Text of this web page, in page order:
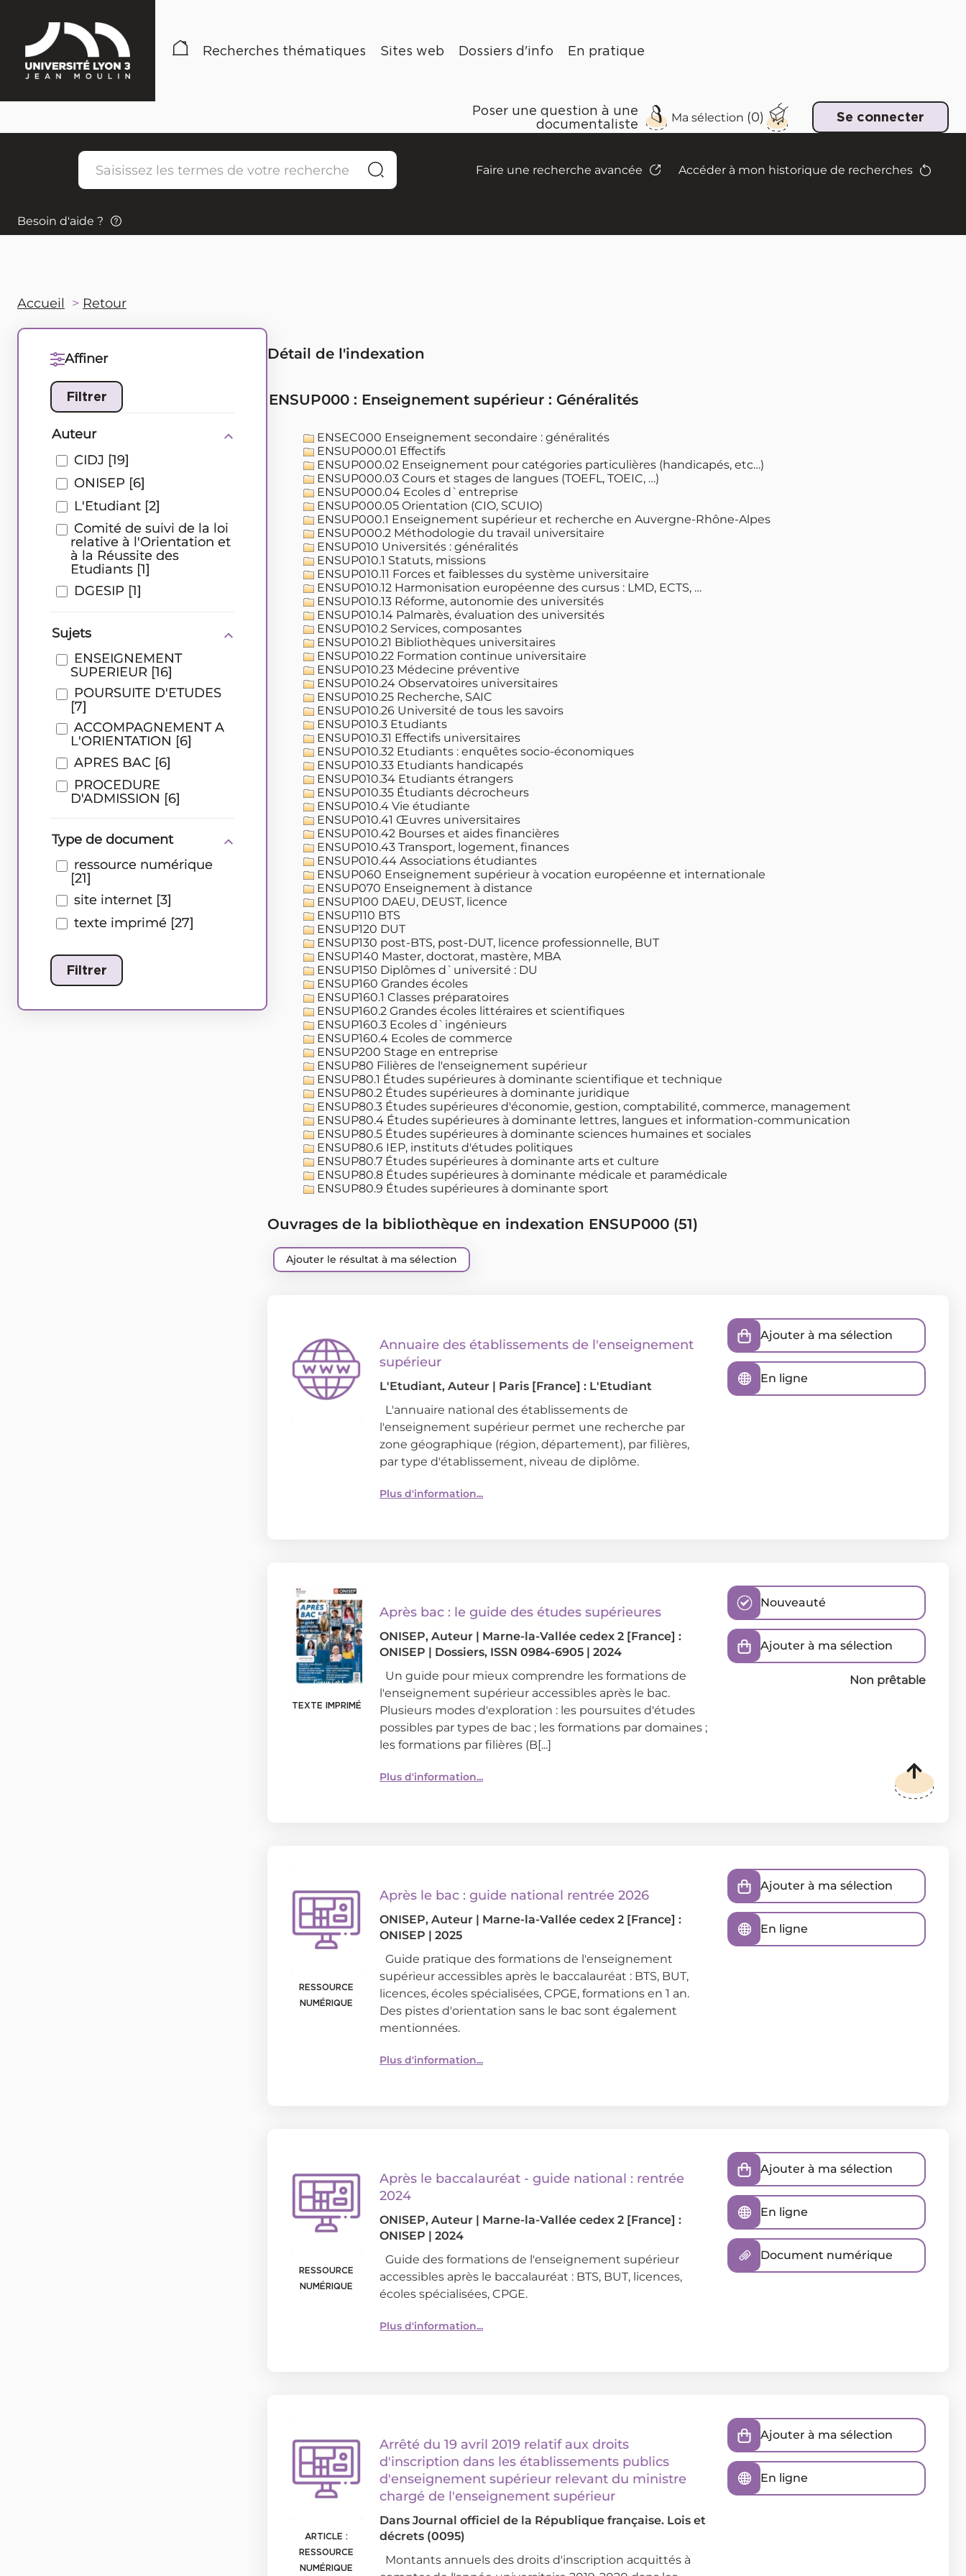
Recherches thématiques Sites web Dossiers d'info En pratique
Poser une question à une
documentaliste
Se connecter
Faire une recherche avancée Accéder à mon historique de recherches
Besoin d'aide ?
Accueil Retour
Affiner
Auteur
CIDJ [19]
ONISEP [6]
L'Etudiant [2]
Comité de suivi de la loi
relative à l'Orientation et
à la Réussite des
Etudiants [1]
DGESIP [1]
Sujets
ENSEIGNEMENT
SUPERIEUR [16]
POURSUITE D'ETUDES
[7]
ACCOMPAGNEMENT A
L'ORIENTATION [6]
APRES BAC [6]
PROCEDURE
D'ADMISSION [6]
Type de document
ressource numérique
[21]
site internet [3]
texte imprimé [27]
Détail de l'indexation
ENSUP000 : Enseignement supérieur : Généralités
ENSEC000 Enseignement secondaire : généralités
ENSUP000.01 Effectifs
ENSUP000.02 Enseignement pour catégories particulières (handicapés, etc…)
ENSUP000.03 Cours et stages de langues (TOEFL, TOEIC, …)
ENSUP000.04 Ecoles d`entreprise
ENSUP000.05 Orientation (CIO, SCUIO)
ENSUP000.1 Enseignement supérieur et recherche en Auvergne-Rhône-Alpes
ENSUP000.2 Méthodologie du travail universitaire
ENSUP010 Universités : généralités
ENSUP010.1 Statuts, missions
ENSUP010.11 Forces et faiblesses du système universitaire
ENSUP010.12 Harmonisation européenne des cursus : LMD, ECTS, …
ENSUP010.13 Réforme, autonomie des universités
ENSUP010.14 Palmarès, évaluation des universités
ENSUP010.2 Services, composantes
ENSUP010.21 Bibliothèques universitaires
ENSUP010.22 Formation continue universitaire
ENSUP010.23 Médecine préventive
ENSUP010.24 Observatoires universitaires
ENSUP010.25 Recherche, SAIC
ENSUP010.26 Université de tous les savoirs
ENSUP010.3 Etudiants
ENSUP010.31 Effectifs universitaires
ENSUP010.32 Etudiants : enquêtes socio-économiques
ENSUP010.33 Etudiants handicapés
ENSUP010.34 Etudiants étrangers
ENSUP010.35 Étudiants décrocheurs
ENSUP010.4 Vie étudiante
ENSUP010.41 Œuvres universitaires
ENSUP010.42 Bourses et aides financières
ENSUP010.43 Transport, logement, finances
ENSUP010.44 Associations étudiantes
ENSUP060 Enseignement supérieur à vocation européenne et internationale
ENSUP070 Enseignement à distance
ENSUP100 DAEU, DEUST, licence
ENSUP110 BTS
ENSUP120 DUT
ENSUP130 post-BTS, post-DUT, licence professionnelle, BUT
ENSUP140 Master, doctorat, mastère, MBA
ENSUP150 Diplômes d`université : DU
ENSUP160 Grandes écoles
ENSUP160.1 Classes préparatoires
ENSUP160.2 Grandes écoles littéraires et scientifiques
ENSUP160.3 Ecoles d`ingénieurs
ENSUP160.4 Ecoles de commerce
ENSUP200 Stage en entreprise
ENSUP80 Filières de l'enseignement supérieur
ENSUP80.1 Études supérieures à dominante scientifique et technique
ENSUP80.2 Études supérieures à dominante juridique
ENSUP80.3 Études supérieures d'économie, gestion, comptabilité, commerce, management
ENSUP80.4 Études supérieures à dominante lettres, langues et information-communication
ENSUP80.5 Études supérieures à dominante sciences humaines et sociales
ENSUP80.6 IEP, instituts d'études politiques
ENSUP80.7 Études supérieures à dominante arts et culture
ENSUP80.8 Études supérieures à dominante médicale et paramédicale
ENSUP80.9 Études supérieures à dominante sport
Ouvrages de la bibliothèque en indexation ENSUP000 (51)
Ajouter le résultat à ma sélection
Annuaire des établissements de l'enseignement
supérieur
L'Etudiant, Auteur | Paris [France] : L'Etudiant
L'annuaire national des établissements de
l'enseignement supérieur permet une recherche par
zone géographique (région, département), par filières,
par type d'établissement, niveau de diplôme.
Plus d'information...
Ajouter à ma sélection
En ligne
TEXTE IMPRIMÉ
Après bac : le guide des études supérieures
ONISEP, Auteur | Marne-la-Vallée cedex 2 [France] :
ONISEP | Dossiers, ISSN 0984-6905 | 2024
Un guide pour mieux comprendre les formations de
l'enseignement supérieur accessibles après le bac.
Plusieurs modes d'exploration : les poursuites d'études
possibles par types de bac ; les formations par domaines ;
les formations par filières (B[...]
Plus d'information...
Nouveauté
Ajouter à ma sélection
Non prêtable
RESSOURCE
NUMÉRIQUE
Après le bac : guide national rentrée 2026
ONISEP, Auteur | Marne-la-Vallée cedex 2 [France] :
ONISEP | 2025
Guide pratique des formations de l'enseignement
supérieur accessibles après le baccalauréat : BTS, BUT,
licences, écoles spécialisées, CPGE, formations en 1 an.
Des pistes d'orientation sans le bac sont également
mentionnées.
Plus d'information...
Ajouter à ma sélection
En ligne
RESSOURCE
NUMÉRIQUE
Après le baccalauréat - guide national : rentrée
2024
ONISEP, Auteur | Marne-la-Vallée cedex 2 [France] :
ONISEP | 2024
Guide des formations de l'enseignement supérieur
accessibles après le baccalauréat : BTS, BUT, licences,
écoles spécialisées, CPGE.
Plus d'information...
Ajouter à ma sélection
En ligne
Document numérique
ARTICLE :
RESSOURCE
NUMÉRIQUE
Arrêté du 19 avril 2019 relatif aux droits
d'inscription dans les établissements publics
d'enseignement supérieur relevant du ministre
chargé de l'enseignement supérieur
Dans Journal officiel de la République française. Lois et
décrets (0095)
Montants annuels des droits d'inscription acquittés à
Ajouter à ma sélection
En ligne